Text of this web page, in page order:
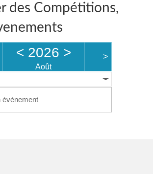
des Compétitions,
< 2026 >
Août
>
événement